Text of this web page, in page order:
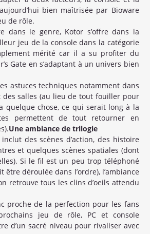
bien maîtrisée par Bioware
de rôle.
dans le genre, Kotor s’offre dans la
jeu de la console dans la catégorie
mérité car il a su profiter du
Gate en s’adaptant à un univers bien
astuces techniques notamment dans
des salles (au lieu de tout fouiller pour
quelque chose, ce qui serait long à la
permettent de tout retourner en
Une ambiance de trilogie
des scènes d’action, des histoire
et quelques scènes spatiales (dont
Si le fil est un peu trop téléphoné
être déroulée dans l’ordre), l’ambiance
retrouve tous les clins d’oeils attendu
proche de la perfection pour les fans
jeu de rôle, PC et console
d’un sacré niveau pour rivaliser avec